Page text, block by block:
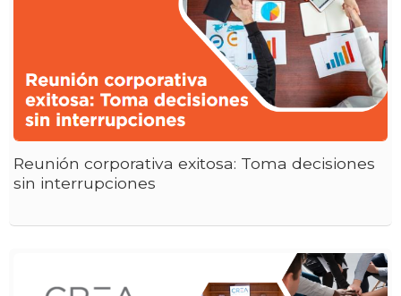
Reunión corporativa exitosa: Toma decisiones
sin interrupciones